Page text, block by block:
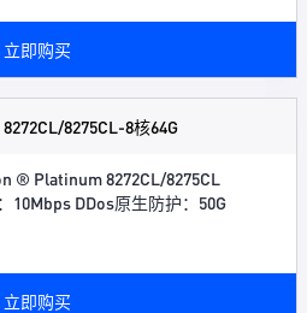
立即购买
8275CL-8核64G
® Platinum 8272CL/8275CL
10Mbps DDos原生防护：50G
立即购买